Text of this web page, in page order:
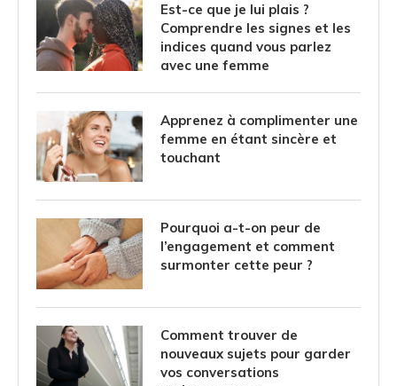
Est-ce que je lui plais ?
Comprendre les signes et les
indices quand vous parlez
avec une femme
Apprenez à complimenter une
femme en étant sincère et
touchant
Pourquoi a-t-on peur de
l’engagement et comment
surmonter cette peur ?
Comment trouver de
nouveaux sujets pour garder
vos conversations